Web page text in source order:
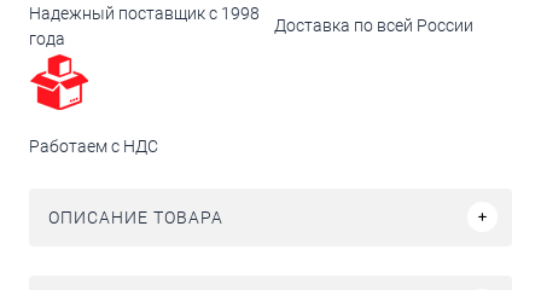
Надежный поставщик с 1998
года
Доставка по всей России
Работаем с НДС
ОПИСАНИЕ ТОВАРА